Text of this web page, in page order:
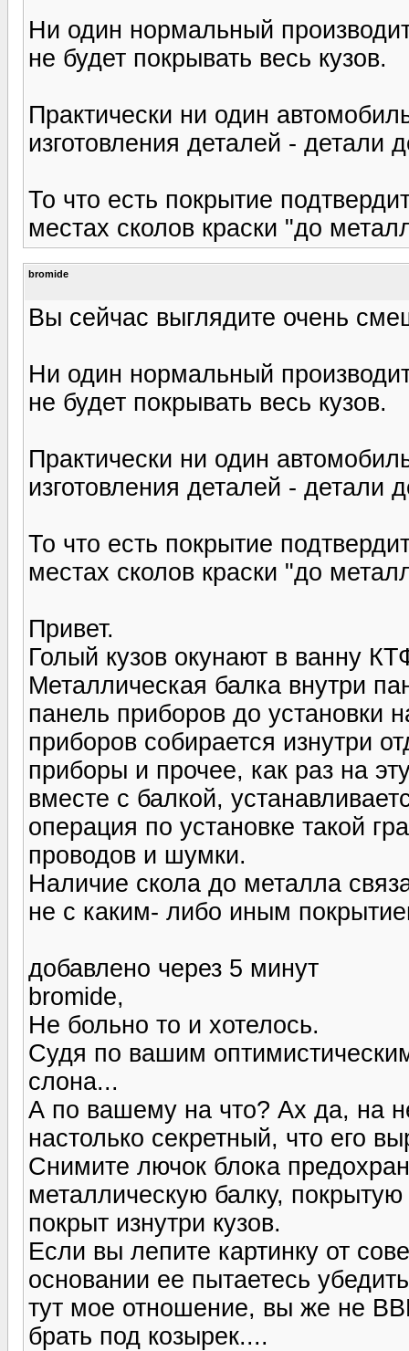
Ни один нормальный
не будет покрывать весь кузов.
Практически ни один
изготовления деталей - детали
То что есть покрытие
местах сколов краски "до
bromide
Вы сейчас выглядите очень
Ни один нормальный
не будет покрывать весь кузов.
Практически ни один
изготовления деталей - детали
То что есть покрытие
местах сколов краски "до
Привет.
Голый кузов окунают в ванну
Металлическая балка внутри
панель приборов до установки
приборов собирается изнутри
приборы и прочее, как раз на
вместе с балкой,
операция по установке такой
проводов и шумки.
Наличие скола до металла
не с каким- либо иным
добавлено через 5 минут
bromide,
Не больно то и хотелось.
Судя по вашим
слона...
А по вашему на что? Ах да, на
настолько секретный, что его
Снимите лючок блока
металлическую балку,
покрыт изнутри кузов.
Если вы лепите картинку от
основании ее пытаетесь
тут мое отношение, вы же не
брать под козырек....